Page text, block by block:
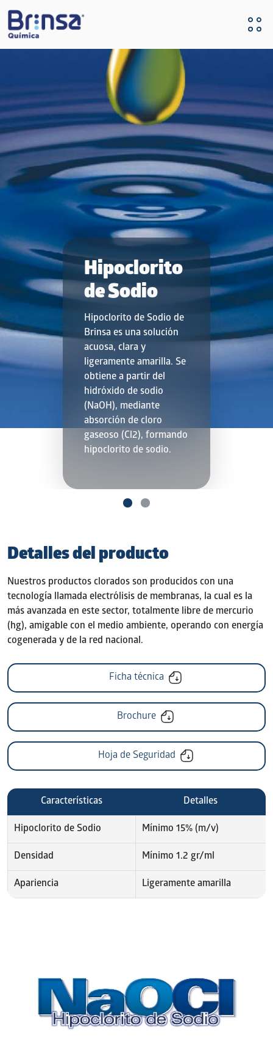
Hipoclorito
de Sodio
Hipoclorito de Sodio de
Brinsa es una solución
acuosa, clara y
ligeramente amarilla. Se
obtiene a partir del
hidróxido de sodio
(NaOH), mediante
absorción de cloro
gaseoso (Cl2), formando
hipoclorito de sodio.
Detalles del producto
Nuestros productos clorados son producidos con una
tecnología llamada electrólisis de membranas, la cual es la
más avanzada en este sector, totalmente libre de mercurio
(hg), amigable con el medio ambiente, operando con energía
cogenerada y de la red nacional.
Ficha técnica
Brochure
Hoja de Seguridad
Características Detalles
Hipoclorito de Sodio Mínimo 15% (m/v)
Densidad Mínimo 1.2 gr/ml
Apariencia Ligeramente amarilla